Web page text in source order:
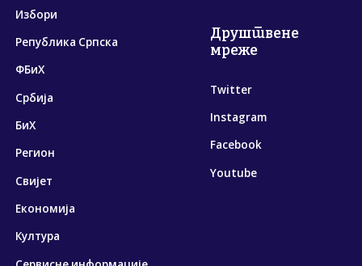
Избори
Република Српска
ФБиХ
Србија
БиХ
Регион
Свијет
Економија
Култура
Друштвене
мреже
Twitter
Instagram
Facebook
Youtube